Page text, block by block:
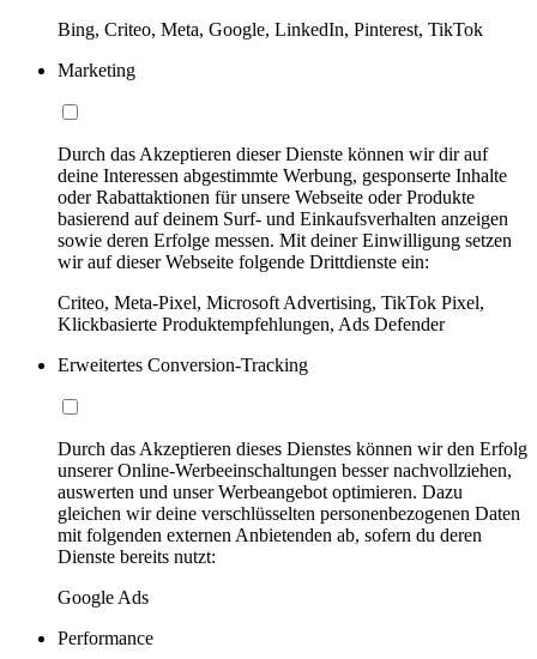
Bing, Criteo, Meta, Google, LinkedIn, Pinterest, TikTok
Marketing
Durch das Akzeptieren dieser Dienste können wir dir auf
deine Interessen abgestimmte Werbung, gesponserte Inhalte
oder Rabattaktionen für unsere Webseite oder Produkte
basierend auf deinem Surf- und Einkaufsverhalten anzeigen
sowie deren Erfolge messen. Mit deiner Einwilligung setzen
wir auf dieser Webseite folgende Drittdienste ein:
Criteo, Meta-Pixel, Microsoft Advertising, TikTok Pixel,
Klickbasierte Produktempfehlungen, Ads Defender
Erweitertes Conversion-Tracking
Durch das Akzeptieren dieses Dienstes können wir den Erfolg
unserer Online-Werbeeinschaltungen besser nachvollziehen,
auswerten und unser Werbeangebot optimieren. Dazu
gleichen wir deine verschlüsselten personenbezogenen Daten
mit folgenden externen Anbietenden ab, sofern du deren
Dienste bereits nutzt:
Google Ads
Performance